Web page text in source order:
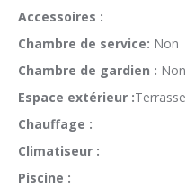
Accessoires :
Chambre de service: Non
Chambre de gardien : Non
Espace extérieur :Terrasse
Chauffage :
Climatiseur :
Piscine :